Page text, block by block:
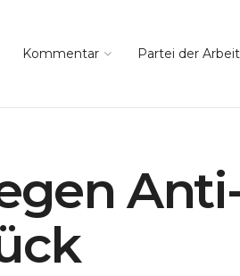
Kommentar Partei der Arbeit